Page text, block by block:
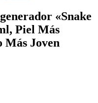
«Snake
Piel Más
Más Joven